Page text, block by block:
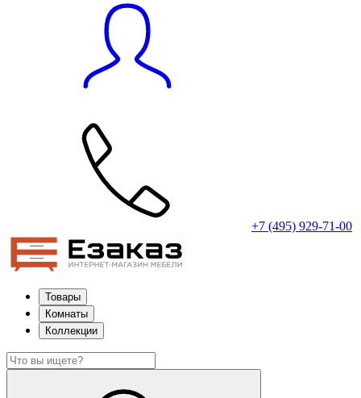
+7 (495) 929-71-00
Товары
Комнаты
Коллекции